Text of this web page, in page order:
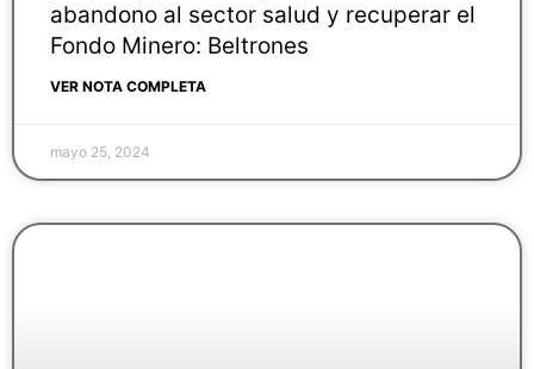
abandono al sector salud y recuperar el
Fondo Minero: Beltrones
VER NOTA COMPLETA
mayo 25, 2024